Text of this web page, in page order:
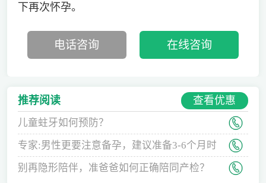
下再次怀孕。
电话咨询 在线咨询
推荐阅读 查看优惠
儿童蛀牙如何预防？
专家:男性更要注意备孕，建议准备3-6个月时
间
别再隐形陪伴，准爸爸如何正确陪同产检？